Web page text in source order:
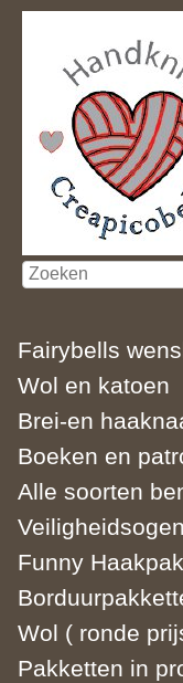
Fairybells
Wol en katoen
Brei-en
Boeken en
Alle soorten
Funny
Wol ( ronde
Pakketten in